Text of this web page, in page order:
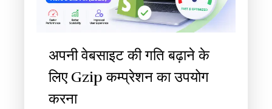
अपनी वेबसाइट की गति बढ़ाने के
लिए Gzip कम्प्रेशन का उपयोग
करना